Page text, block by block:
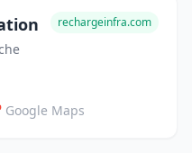
rechargeinfra.com
Google Maps